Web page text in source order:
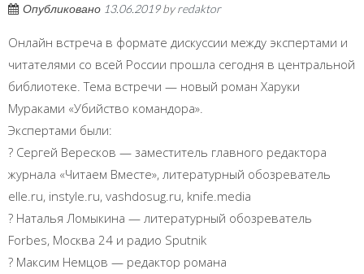
Опубликовано 13.06.2019byredaktor
Онлайн встреча в формате дискуссии между экспертами и
читателями со всей России прошла сегодня в центральной
библиотеке. Тема встречи — новый роман Харуки
Мураками «Убийство командора».
Экспертами были:
? Сергей Вересков — заместитель главного редактора
журнала «Читаем Вместе», литературный обозреватель
elle.ru, instyle.ru, vashdosug.ru, knife.media
? Наталья Ломыкина — литературный обозреватель
Forbes, Москва 24 и радио Sputnik
? Максим Немцов — редактор романа